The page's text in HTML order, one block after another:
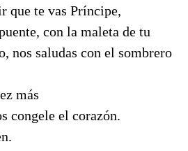
que te vas Príncipe,
con la maleta de tu
nos saludas con el sombrero
más
congele el corazón.